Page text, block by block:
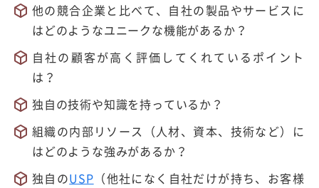
他の競合企業と比べて、自社の製品やサービスに
はどのようなユニークな機能があるか？
自社の顧客が高く評価してくれているポイント
は？
独自の技術や知識を持っているか？
組織の内部リソース（人材、資本、技術など）に
はどのような強みがあるか？
独自のUSP （他社になく自社だけが持ち、お客様